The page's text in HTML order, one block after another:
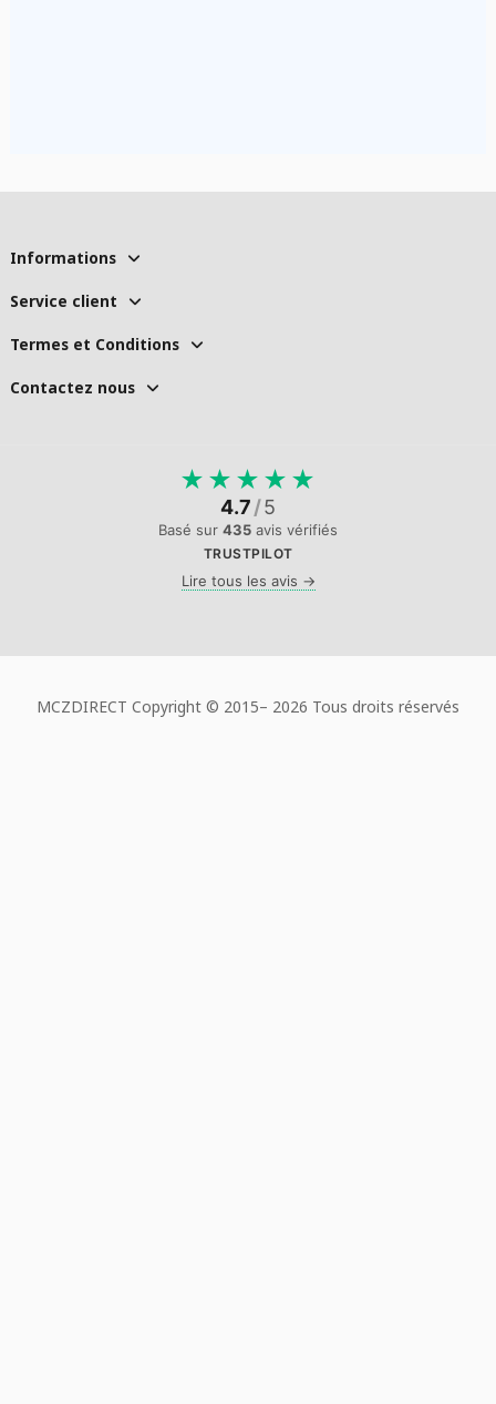
Informations
Service client
Termes et Conditions
Contactez nous
★ ★ ★ ★ ★
4.7/5
Basé sur 435 avis vérifiés
TRUSTPILOT
Lire tous les avis →
MCZDIRECT Copyright © 2015– 2026 Tous droits réservés